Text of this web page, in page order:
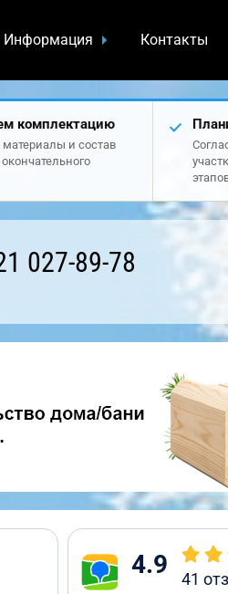
Информация Контакты
комплектацию
и состав
027-89-78
4.9 41